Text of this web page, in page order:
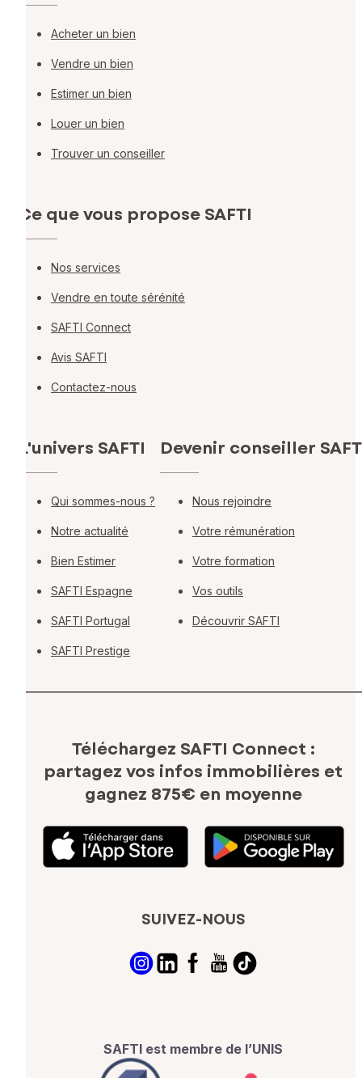
Acheter un bien
Vendre un bien
Estimer un bien
Louer un bien
Trouver un conseiller
Ce que vous propose SAFTI
Nos services
Vendre en toute sérénité
SAFTI Connect
Avis SAFTI
Contactez-nous
L'univers SAFTI
Qui sommes-nous ?
Notre actualité
Bien Estimer
SAFTI Espagne
SAFTI Portugal
SAFTI Prestige
Devenir conseiller
Nous rejoindre
Votre rémunération
Votre formation
Vos outils
Découvrir SAFTI
Téléchargez SAFTI Connect :
partagez vos infos immobilières et
gagnez 875€ en moyenne
SUIVEZ-NOUS
SAFTI est membre de l’UNIS